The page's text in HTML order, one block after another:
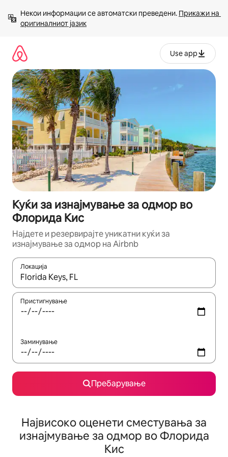
содржина
Некои информации се автоматски преведени. Прикажи на
оригиналниот јазик
Use app
Куќи за изнајмување за одмор во
Флорида Кис
Најдете и резервирајте уникатни куќи за
изнајмување за одмор на Airbnb
Локација
Кога резултатите се достапни, движете се со копчињата
Пристигнување
Заминување
Пребарување
Највисоко оценети сместувања за
изнајмување за одмор во Флорида
Кис